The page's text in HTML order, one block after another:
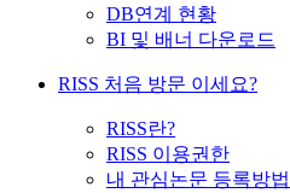
DB연계 현황
BI 및 배너 다운로드
RISS 처음 방문 이세요?
RISS란?
RISS 이용권한
내 관심논문 등록방법